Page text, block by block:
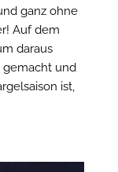
ganz ohne
Auf dem
daraus
gemacht und
ist,